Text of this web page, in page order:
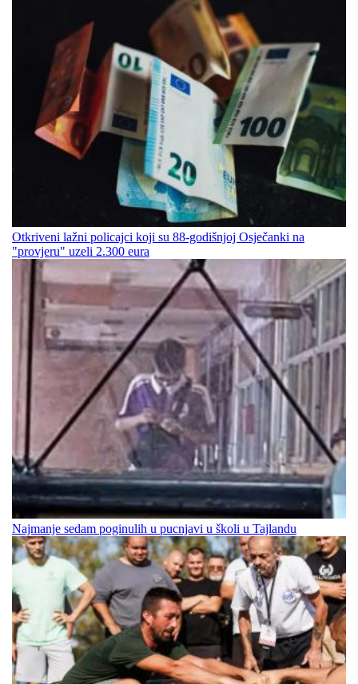
Otkriveni lažni policajci koji su 88-godišnjoj Osječanki na
"provjeru" uzeli 2.300 eura
Najmanje sedam poginulih u pucnjavi u školi u Tajlandu